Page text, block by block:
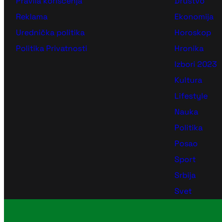
Reklama
Urednička politika
Politika Privatnosti
Ekonomija
Horoskop
Hronika
Izbori 2023
Kultura
Lifestyle
Nauka
Politika
Posao
Sport
Srbija
Svet